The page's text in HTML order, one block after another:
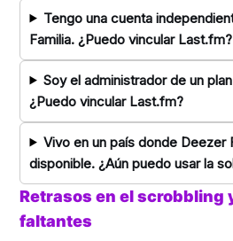
Tengo una cuenta
Familia. ¿Puedo vincular Last.fm?
Soy el administrador de un
¿Puedo vincular Last.fm?
Vivo en un país donde Deezer
disponible. ¿Aún puedo usar la
Retrasos en el scrobbling
faltantes